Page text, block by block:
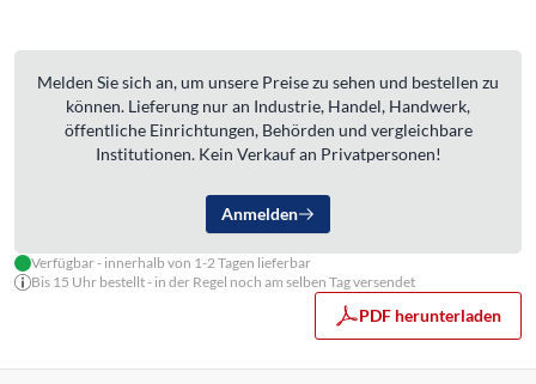
Melden Sie sich an, um unsere Preise zu sehen und bestellen zu
können. Lieferung nur an Industrie, Handel, Handwerk,
öffentliche Einrichtungen, Behörden und vergleichbare
Institutionen. Kein Verkauf an Privatpersonen!
Anmelden
Verfügbar - innerhalb von 1-2 Tagen lieferbar
Bis 15 Uhr bestellt - in der Regel noch am selben Tag versendet
PDF herunterladen